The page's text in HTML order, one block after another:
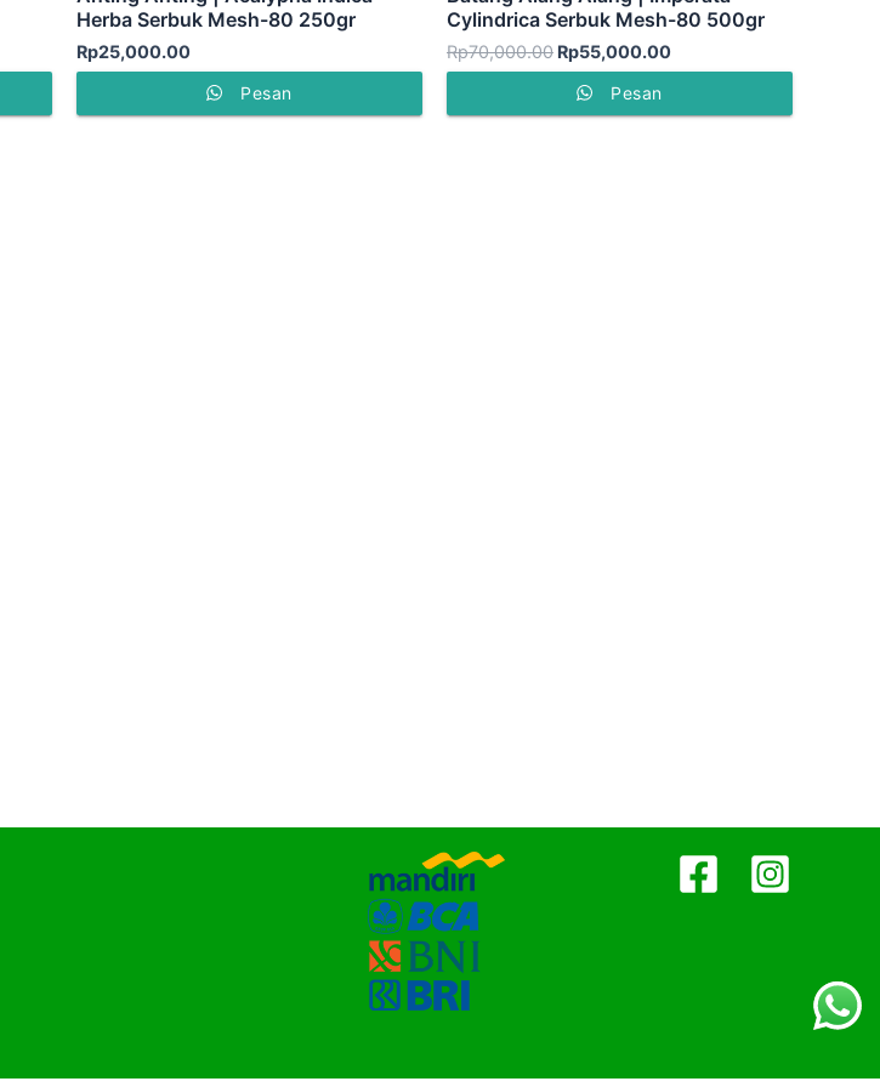
Herba Serbuk Mesh-80 250gr
Rp25,000.00
Pesan
Cylindrica Serbuk Mesh-80 500gr
Rp70,000.00 Rp55,000.00
Pesan